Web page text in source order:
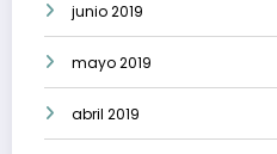
junio 2019
mayo 2019
abril 2019